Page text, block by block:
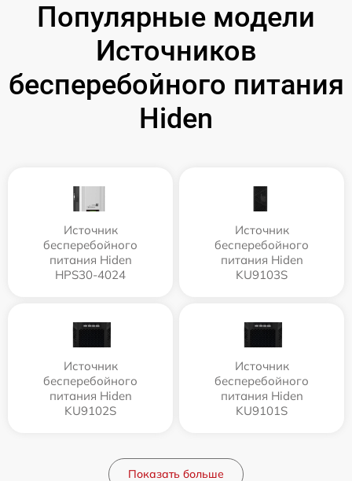
Популярные модели
Источников
бесперебойного питания
Hiden
Источник
бесперебойного
питания Hiden
HPS30-4024
Источник
бесперебойного
питания Hiden
KU9103S
Источник
бесперебойного
питания Hiden
KU9102S
Источник
бесперебойного
питания Hiden
KU9101S
Показать больше